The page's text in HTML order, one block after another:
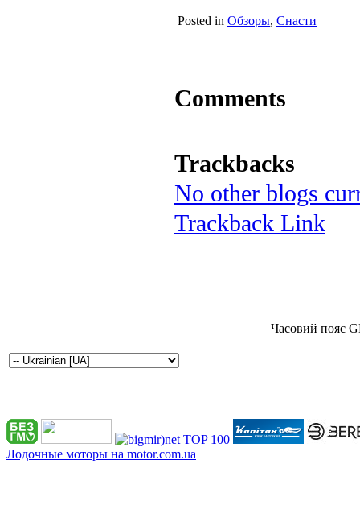
Posted in Обзоры, Снасти
Comments
Trackbacks
No other blogs
Trackback Link
Часовий пояс
Лодочные моторы на motor.com.ua